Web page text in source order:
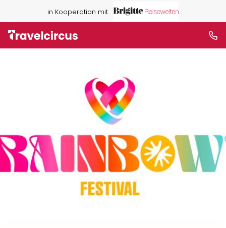
in Kooperation mit